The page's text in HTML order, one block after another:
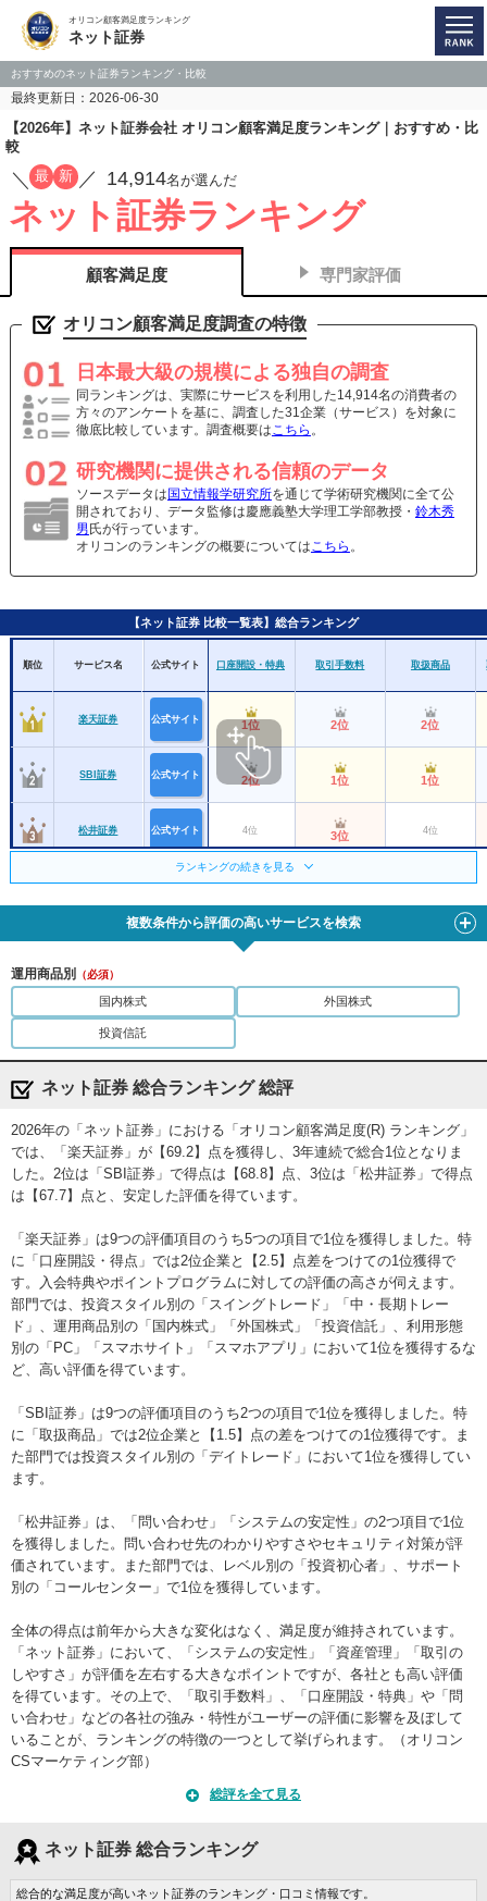
オリコン顧客満足度ランキング
ネット証券
おすすめのネット証券ランキング・比較
最終更新日：2026-06-30
【2026年】ネット証券会社 オリコン顧客満足度ランキング｜おすすめ・比
較
／ 最 新 ／ 14,914名が選んだ
ネット証券ランキング
顧客満足度 専門家評価
オリコン顧客満足度調査の特徴
日本最大級の規模による独自の調査
同ランキングは、実際にサービスを利用した14,914名の消費者の
方々のアンケートを基に、調査した31企業（サービス）を対象に
徹底比較しています。調査概要はこちら 。
研究機関に提供される信頼のデータ
ソースデータは国立情報学研究所を通じて学術研究機関に全て公
開されており、データ監修は慶應義塾大学理工学部教授・ 鈴木秀
男氏が行っています。
オリコンのランキングの概要については こちら 。
【ネット証券 比較一覧表】総合ランキング
順位 サービス名 公式サイト 口座開設・特典 取引手数料 取扱商品
楽天証券 公式サイト 1位 2位 2位
SBI証券 公式サイト 2位 1位 1位
松井証券 公式サイト 4位 3位 4位
マネックス証券 6位
GMOクリック証
券
三菱ＵＦＪｅス
マート証券
（旧：auカブコ
ム証券）
公式サイト 6位 8位 7位
ＳＭＢＣ日興証
券
岡三オンライン 9位
三菱ＵＦＪモル
ガン・スタンレ
ー証券
10位 ー 5位
SBIネオトレード
公式サイト 8位
大和証券 ー ー 9位
野村證券 ー ー 8位
みずほ証券 ー ー ー
ランキングの続きを見る
複数条件から評価の高いサービスを検索
運用商品別 （必須）
国内株式 外国株式
投資信託
ネット証券 総合ランキング 総評
2026年の「ネット証券」における「オリコン顧客満足度(R) ランキング」
では、「楽天証券」が【69.2】点を獲得し、3年連続で総合1位となりま
した。2位は「SBI証券」で得点は【68.8】点、3位は「松井証券」で得点
は【67.7】点と、安定した評価を得ています。
「楽天証券」は9つの評価項目のうち5つの項目で1位を獲得しました。特
に「口座開設・得点」では2位企業と【2.5】点差をつけての1位獲得で
す。入会特典やポイントプログラムに対しての評価の高さが伺えます。
部門では、投資スタイル別の「スイングトレード」「中・長期トレー
ド」、運用商品別の「国内株式」「外国株式」「投資信託」、利用形態
別の「PC」「スマホサイト」「スマホアプリ」において1位を獲得するな
ど、高い評価を得ています。
「SBI証券」は9つの評価項目のうち2つの項目で1位を獲得しました。特
に「取扱商品」では2位企業と【1.5】点の差をつけての1位獲得です。ま
た部門では投資スタイル別の「デイトレード」において1位を獲得してい
ます。
「松井証券」は、「問い合わせ」「システムの安定性」の2つ項目で1位
を獲得しました。問い合わせ先のわかりやすさやセキュリティ対策が評
価されています。また部門では、レベル別の「投資初心者」、サポート
別の「コールセンター」で1位を獲得しています。
全体の得点は前年から大きな変化はなく、満足度が維持されています。
「ネット証券」において、「システムの安定性」「資産管理」「取引の
しやすさ」が評価を左右する大きなポイントですが、各社とも高い評価
を得ています。その上で、「取引手数料」、「口座開設・特典」や「問
い合わせ」などの各社の強み・特性がユーザーの評価に影響を及ぼして
いることが、ランキングの特徴の一つとして挙げられます。（オリコン
CSマーケティング部）
総評を全て見る
ネット証券 総合ランキング
総合的な満足度が高いネット証券のランキング・口コミ情報です。